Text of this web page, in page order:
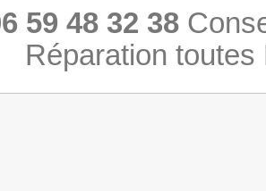
59 48 32 38
Réparation toutes